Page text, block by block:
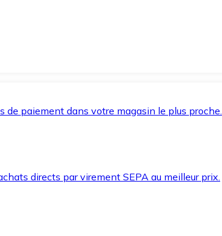
paiement dans votre magasin le plus proche.
directs par virement SEPA au meilleur prix.